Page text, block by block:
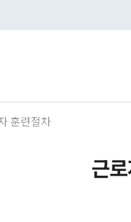
훈련절차
근